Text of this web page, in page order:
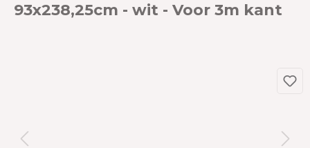
93x238,25cm - wit - Voor 3m kant